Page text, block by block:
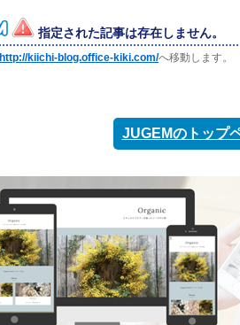
指定された記事は存在しません。
http://kiichi-blog.office-kiki.com/へ移動します。
JUGEMのトップ